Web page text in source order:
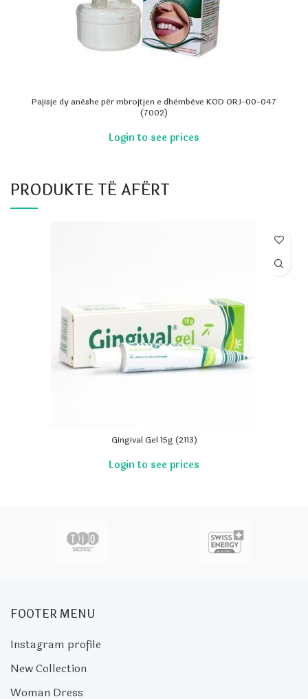
Pajisje dy anëshe për mbrojtjen e dhëmbëve KOD ORJ-00-047
(7002)
PRODUKTE TË AFËRT
Gingival Gel 15g (2113)
FOOTER MENU
Instagram profile
New Collection
Woman Dress